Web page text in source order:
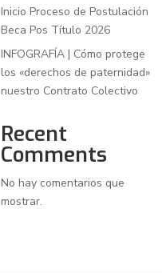
Inicio Proceso de Postulación
Beca Pos Título 2026
INFOGRAFÍA | Cómo protege
los «derechos de paternidad»
nuestro Contrato Colectivo
Recent
Comments
No hay comentarios que
mostrar.